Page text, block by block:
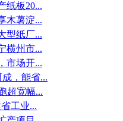
纸板20...
木薯淀...
型纸厂...
横州市...
市场开...
，能省...
超宽幅...
工业...